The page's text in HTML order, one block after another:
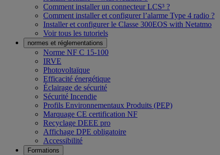
Comment installer un connecteur LCS³ ?
Comment installer et configurer l’alarme Type 4 radio ?
Installer et configurer le Classe 300EOS with Netatmo
Voir tous les tutoriels
normes et réglementations
Norme NF C 15-100
IRVE
Photovoltaïque
Efficacité énergétique
Éclairage de sécurité
Sécurité Incendie
Profils Environnementaux Produits (PEP)
Marquage CE certification NF
Recyclage DEEE pro
Affichage DPE obligatoire
Accessibilité
Formations